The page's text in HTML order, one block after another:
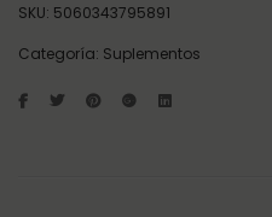
SKU: 5060343795891
Categoría: Suplementos